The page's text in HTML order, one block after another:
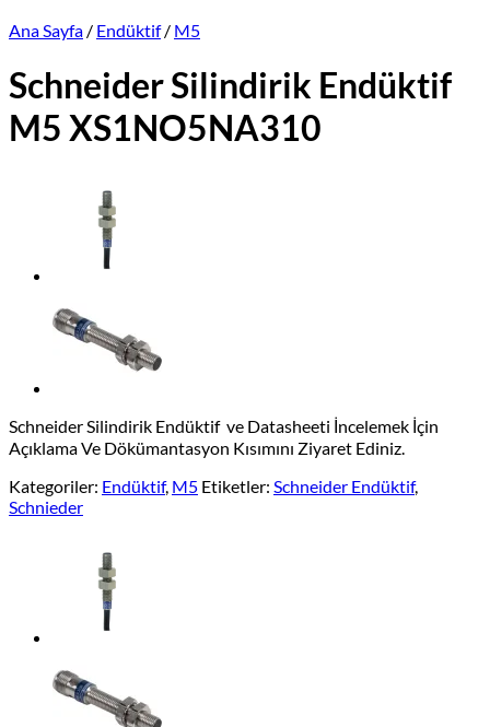
Ana Sayfa / Endüktif / M5
Schneider Silindirik Endüktif
M5 XS1NO5NA310
Schneider Silindirik Endüktif ve Datasheeti İncelemek İçin
Açıklama Ve Dökümantasyon Kısımını Ziyaret Ediniz.
Kategoriler: Endüktif, M5 Etiketler: Schneider Endüktif,
Schnieder